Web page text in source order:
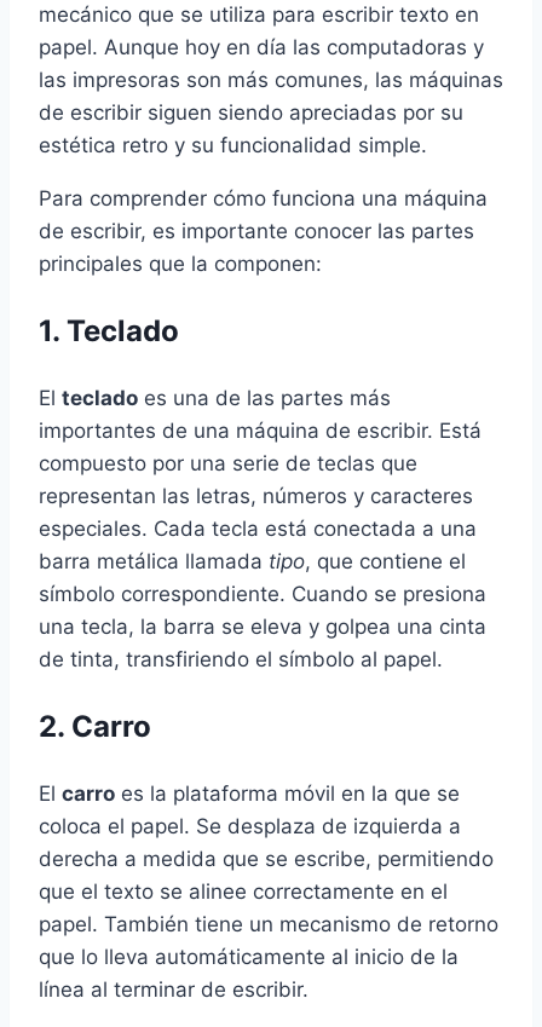
mecánico que se utiliza para escribir texto en
papel. Aunque hoy en día las computadoras y
las impresoras son más comunes, las máquinas
de escribir siguen siendo apreciadas por su
estética retro y su funcionalidad simple.
Para comprender cómo funciona una máquina
de escribir, es importante conocer las partes
principales que la componen:
1. Teclado
El teclado es una de las partes más
importantes de una máquina de escribir. Está
compuesto por una serie de teclas que
representan las letras, números y caracteres
especiales. Cada tecla está conectada a una
barra metálica llamada tipo, que contiene el
símbolo correspondiente. Cuando se presiona
una tecla, la barra se eleva y golpea una cinta
de tinta, transfiriendo el símbolo al papel.
2. Carro
El carro es la plataforma móvil en la que se
coloca el papel. Se desplaza de izquierda a
derecha a medida que se escribe, permitiendo
que el texto se alinee correctamente en el
papel. También tiene un mecanismo de retorno
que lo lleva automáticamente al inicio de la
línea al terminar de escribir.